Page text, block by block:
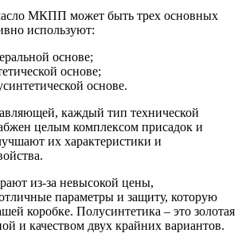
МКПП может быть трех основных
используют:
основе;
основе;
основе.
каждый тип технической
целым комплексом присадок и
их характеристики и
из-за невысокой цены,
параметры и защиту, которую
коробке. Полусинтетика – это золотая
и качеством двух крайних вариантов.